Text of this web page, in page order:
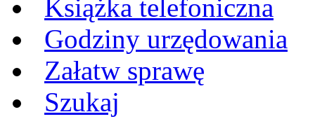
Książka telefoniczna
Godziny urzędowania
Załatw sprawę
Szukaj